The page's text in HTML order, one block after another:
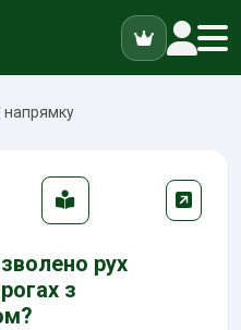
напрямку
рух
з